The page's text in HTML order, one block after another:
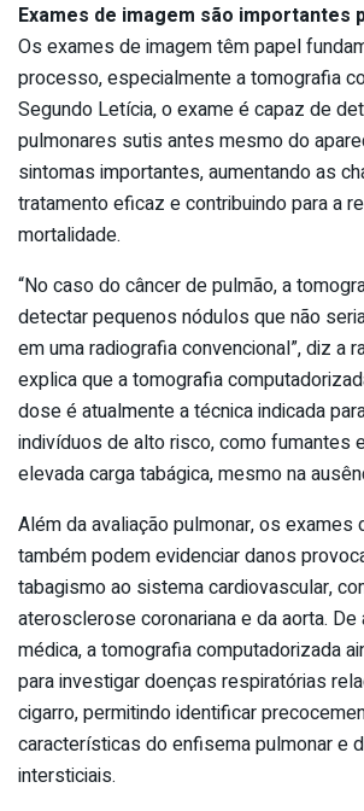
Exames de imagem são importantes
Os exames de imagem têm papel
processo, especialmente a tomografia
Segundo Letícia, o exame é capaz de
pulmonares sutis antes mesmo do
sintomas importantes, aumentando as
tratamento eficaz e contribuindo para a
mortalidade.
“No caso do câncer de pulmão, a
detectar pequenos nódulos que não
em uma radiografia convencional”, diz a
explica que a tomografia
dose é atualmente a técnica indicada
indivíduos de alto risco, como fumantes
elevada carga tabágica, mesmo na
Além da avaliação pulmonar, os exames
também podem evidenciar danos
tabagismo ao sistema cardiovascular,
aterosclerose coronariana e da aorta.
médica, a tomografia computadorizada
para investigar doenças respiratórias
cigarro, permitindo identificar
características do enfisema pulmonar e
intersticiais.